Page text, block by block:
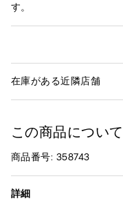
す。
在庫がある近隣店舗
この商品について
商品番号: 358743
詳細